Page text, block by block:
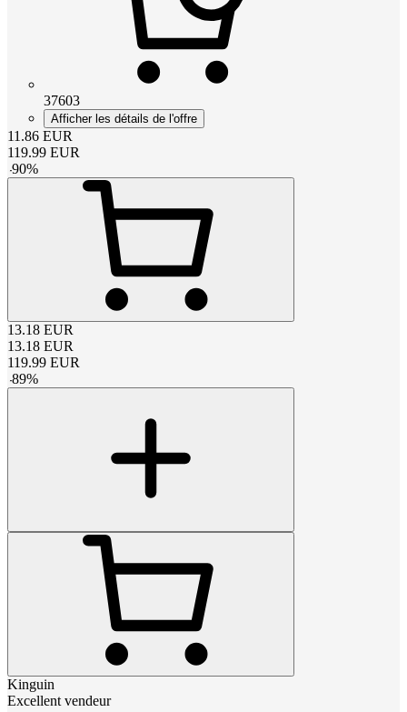
37603
Afficher les détails de l'offre
11.86 EUR
119.99 EUR
-90%
13.18 EUR
13.18 EUR
119.99 EUR
-89%
Kinguin
Excellent vendeur